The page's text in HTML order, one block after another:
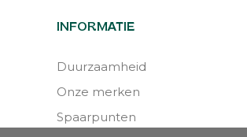
INFORMATIE
Duurzaamheid
Onze merken
Spaarpunten